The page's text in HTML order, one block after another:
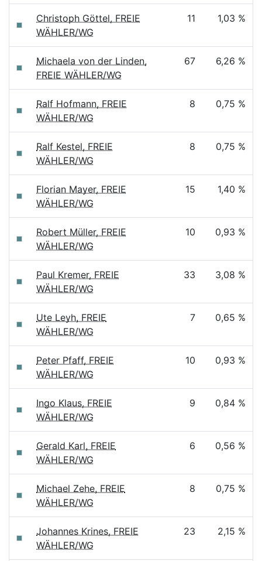
Christoph Göttel, FREIE
WÄHLER/WG
11 1,03 %
Michaela von der Linden,
FREIE WÄHLER/WG
67 6,26 %
Ralf Hofmann, FREIE
WÄHLER/WG
8 0,75 %
Ralf Kestel, FREIE
WÄHLER/WG
8 0,75 %
Florian Mayer, FREIE
WÄHLER/WG
15 1,40 %
Robert Müller, FREIE
WÄHLER/WG
10 0,93 %
Paul Kremer, FREIE
WÄHLER/WG
33 3,08 %
Ute Leyh, FREIE
WÄHLER/WG
7 0,65 %
Peter Pfaff, FREIE
WÄHLER/WG
10 0,93 %
Ingo Klaus, FREIE
WÄHLER/WG
9 0,84 %
Gerald Karl, FREIE
WÄHLER/WG
6 0,56 %
Michael Zehe, FREIE
WÄHLER/WG
8 0,75 %
Johannes Krines, FREIE
WÄHLER/WG
23 2,15 %